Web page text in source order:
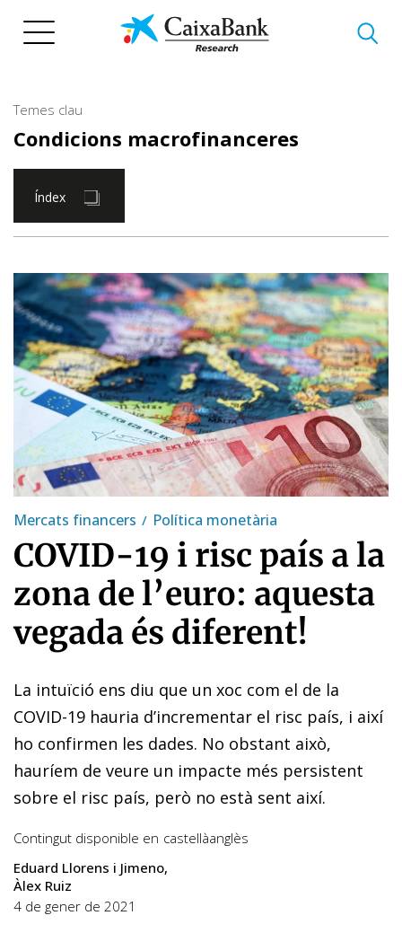
Temes clau
Condicions macrofinanceres
Índex
Mercats financers Política monetària
COVID-19 i risc país a la
zona de l’euro: aquesta
vegada és diferent!
La intuïció ens diu que un xoc com el de la
COVID-19 hauria d’incrementar el risc país, i així
ho confirmen les dades. No obstant això,
hauríem de veure un impacte més persistent
sobre el risc país, però no està sent així.
Contingut disponible en castellàanglès
Eduard Llorens i Jimeno
Àlex Ruiz
4 de gener de 2021